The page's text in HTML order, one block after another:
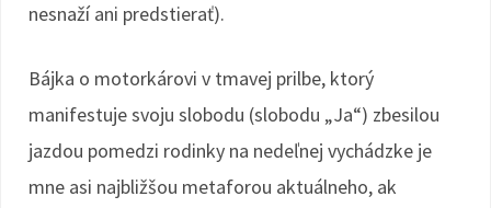
nesnaží ani predstierať).
Bájka o motorkárovi v tmavej prilbe, ktorý
manifestuje svoju slobodu (slobodu „Ja“) zbesilou
jazdou pomedzi rodinky na nedeľnej vychádzke je
mne asi najbližšou metaforou aktuálneho, ak